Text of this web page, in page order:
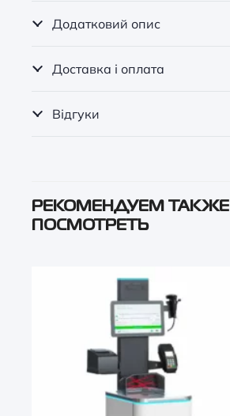
Додатковий опис
Доставка і оплата
Відгуки
РЕКОМЕНДУЕМ ТАКЖЕ
ПОСМОТРЕТЬ